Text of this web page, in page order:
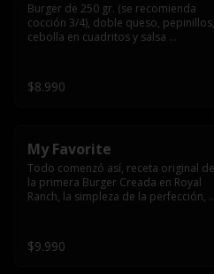
Burger de 250 gr. (se recomienda
cocción 3/4), doble queso, pepinillos,
cebolla en cuadritos y salsa
$8.990
My Favorite
Todo comenzó así, receta original de
la primera Burger Creada en Royal
Ranch, la simpleza de la perfección,
queso cheddar
$9.990